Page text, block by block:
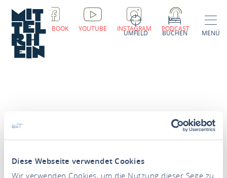
Diese Webseite verwendet Cookies
Wir verwenden Cookies, um die Nutzung dieser Seite zu
UMFELD BUCHEN MENÜ
FACEBOOK YOUTUBE INSTAGRAM PODCAST
Newsletter
Ihre E-Mail Adresse*